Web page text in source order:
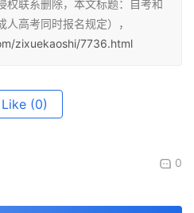
权联系删除，本文标题：自考和
高考同时报名规定），
zixuekaoshi/7736.html
(0)
0